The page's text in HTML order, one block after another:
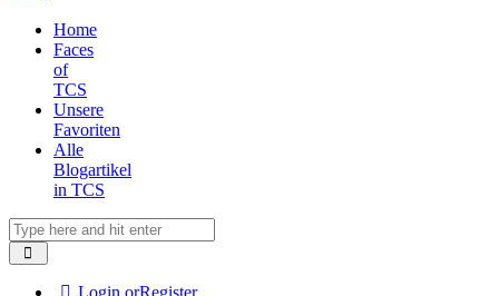
Home
Faces
of
TCS
Unsere
Favoriten
Alle
Blogartikel
in TCS
Login orRegister